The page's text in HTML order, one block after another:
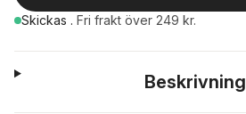
Skickas . Fri frakt över 249 kr.
Beskrivning